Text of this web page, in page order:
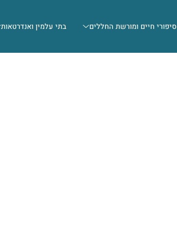
סיפורי חיים ומורשת החללים בתי עלמין ואנדרטאות